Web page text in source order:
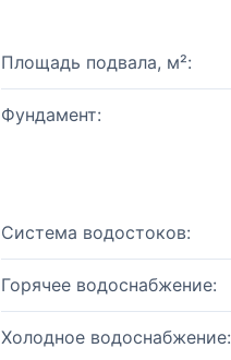
Площадь подвала, м²:
Фундамент:
Система водостоков:
Горячее водоснабжение:
Холодное водоснабжение: